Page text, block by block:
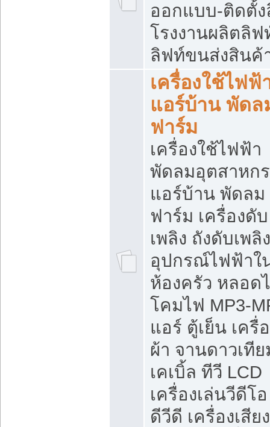
ออกแบบ-ติดตั้
โรงงานผลิตลิฟ
ลิฟท์ขนส่งสินค้
เครื่องใช้ไฟฟ้
แอร์บ้าน พัดล
ฟาร์ม
เครื่องใช้ไฟฟ้า
พัดลมอุตสาหก
แอร์บ้าน พัดลม
ฟาร์ม เครื่องดับ
เพลิง ถังดับเพลิง
อุปกรณ์ไฟฟ้าใ
ห้องครัว หลอด
โคมไฟ MP3-
แอร์ ตู้เย็น เครื่
ผ้า จานดาวเทีย
เคเบิ้ล ทีวี LCD
เครื่องเล่นวีดีโอ
ดีวีดี เครื่องเสีย